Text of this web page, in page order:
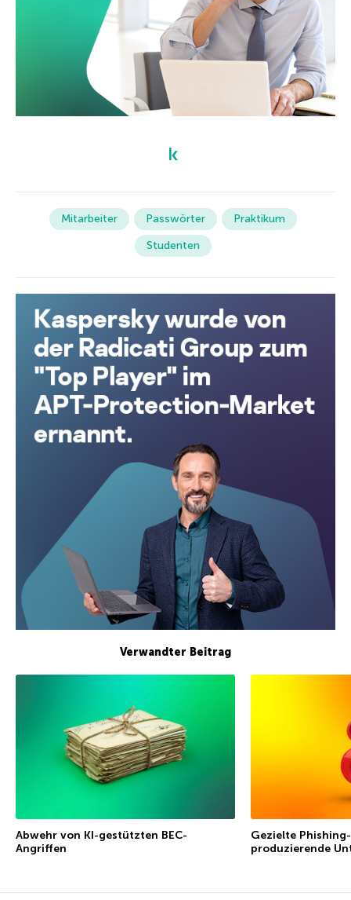
Mitarbeiter Passwörter
Praktikum
Studenten
Verwandter Beitrag
Abwehr von KI-gestützten BEC-
Angriffen
Gezielte
produzierende